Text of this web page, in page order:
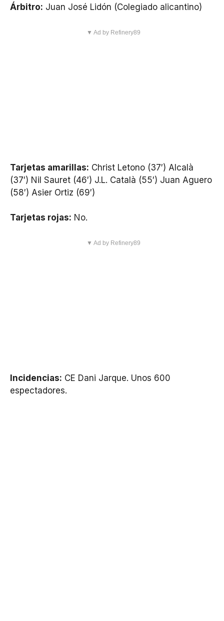
Árbitro: Juan José Lidón (Colegiado alicantino)
▼ Ad by Refinery89
Tarjetas amarillas: Christ Letono (37′) Alcalà
(37′) Nil Sauret (46′) J.L. Català (55′) Juan Aguero
(58′) Asier Ortiz (69′)
Tarjetas rojas: No.
▼ Ad by Refinery89
Incidencias: CE Dani Jarque. Unos 600
espectadores.